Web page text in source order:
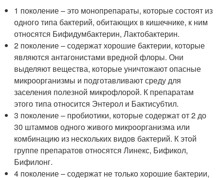
1 поколение – это монопрепараты, которые состоят из
одного типа бактерий, обитающих в кишечнике, к ним
относятся Бифидумбактерин, Лактобактерин.
2 поколение – содержат хорошие бактерии, которые
являются антагонистами вредной флоры. Они
выделяют вещества, которые уничтожают опасные
микроорганизмы и подготавливают среду для
заселения полезной микрофлорой. К препаратам
этого типа относится Энтерол и Бактисубтил.
3 поколение – пробиотики, которые содержат от 2 до
30 штаммов одного живого микроорганизма или
комбинацию из нескольких видов бактерий. К этой
группе препаратов относятся Линекс, Бификол,
Бифилонг.
4 поколение – содержат не только хорошие бактерии,